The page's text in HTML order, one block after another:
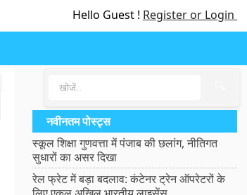
Hello Guest ! Register or Login
नवीनतम पोस्ट्स
स्कूल शिक्षा गुणवत्ता में पंजाब की छलांग, नीतिगत
सुधारों का असर दिखा
रेल फ्रेट में बड़ा बदलाव: कंटेनर ट्रेन ऑपरेटरों के